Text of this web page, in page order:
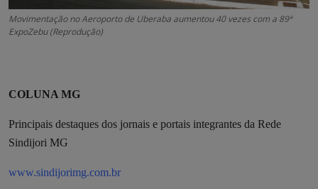
Movimentação no Aeroporto de Uberaba aumentou 40 vezes com a 89ª
ExpoZebu (Reprodução)
COLUNA MG
Principais destaques dos jornais e portais integrantes da Rede
Sindijori MG
www.sindijorimg.com.br